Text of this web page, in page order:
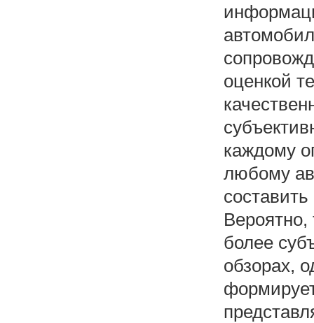
оценкой
каждому
любому
более
обзорах,